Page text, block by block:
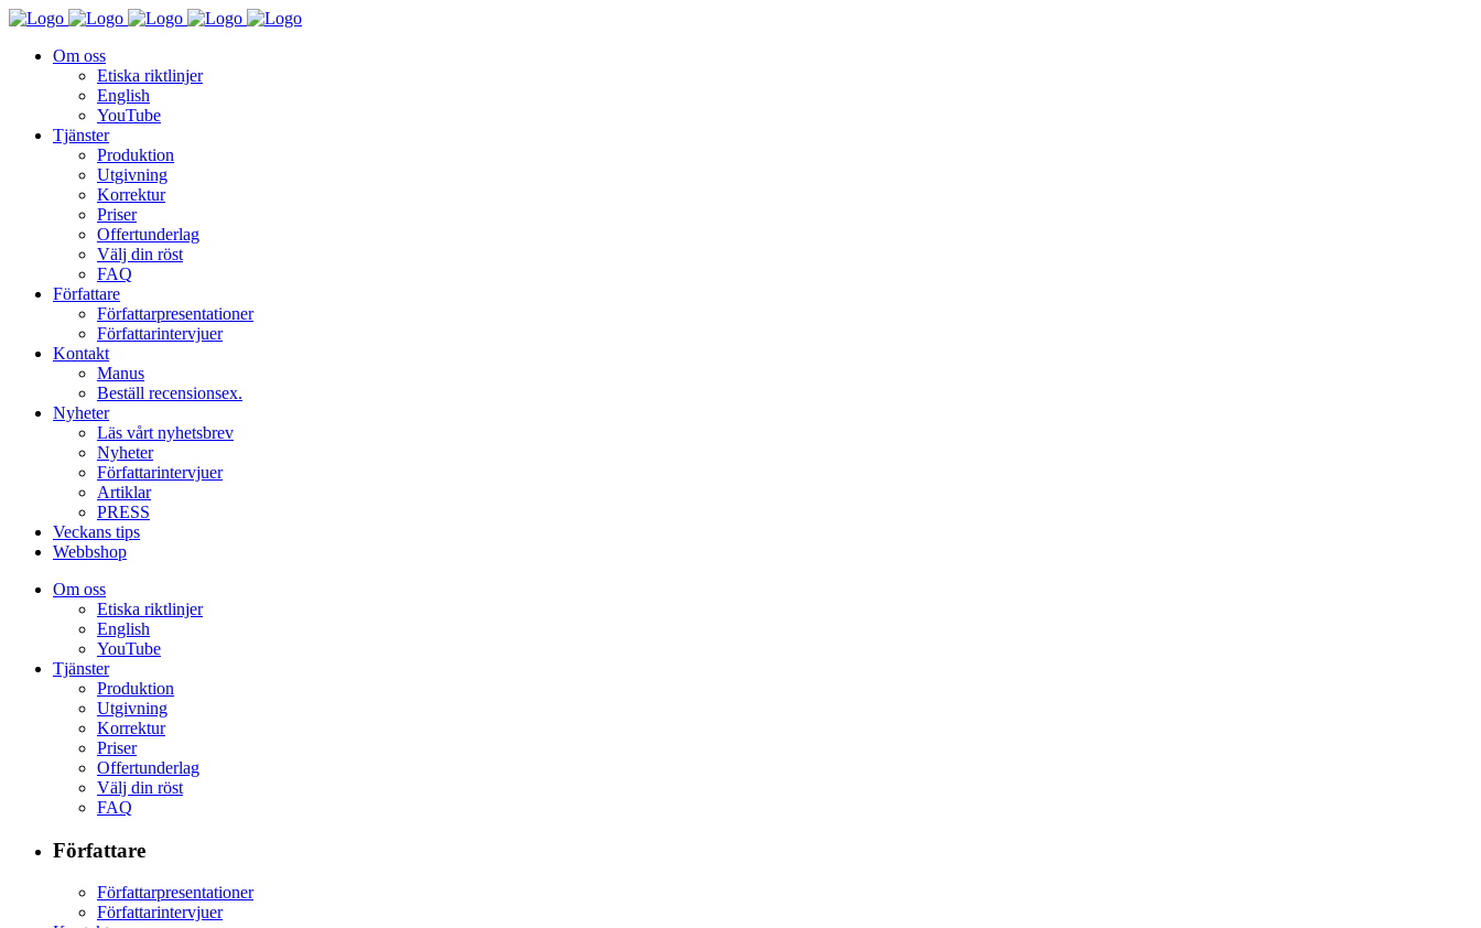
Om oss
Etiska riktlinjer
English
YouTube
Tjänster
Produktion
Utgivning
Korrektur
Priser
Offertunderlag
Välj din röst
FAQ
Författare
Författarpresentationer
Författarintervjuer
Kontakt
Manus
Beställ recensionsex.
Nyheter
Läs vårt nyhetsbrev
Nyheter
Författarintervjuer
Artiklar
PRESS
Veckans tips
Webbshop
Om oss
Etiska riktlinjer
English
YouTube
Tjänster
Produktion
Utgivning
Korrektur
Priser
Offertunderlag
Välj din röst
FAQ
Författare
Författarpresentationer
Författarintervjuer